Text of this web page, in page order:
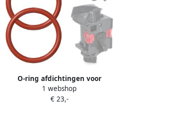
O-ring afdichtingen voor
koffiemachines 3 stuks geschikt voor
Delonghi ECAM ETAM EABI EAM ECA
1 webshop
€ 23,-